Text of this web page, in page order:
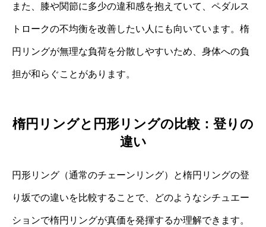
また、膝や関節に多少の違和感を抱えていて、ペダルス
トロークの不均衡を改善したい人にも向いています。楕
円リングが無理な負荷を分散しやすいため、身体への負
担が和らぐことがあります。
楕円リングと円形リングの比較：登りの
違い
円形リング（通常のチェーンリング）と楕円リングの登
り坂での違いを比較することで、どのようなシチュエー
ションで楕円リングが真価を発揮するか理解できます。